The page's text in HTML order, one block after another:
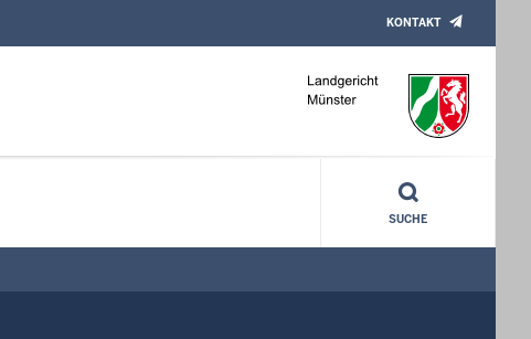
KONTAKT
SUCHE